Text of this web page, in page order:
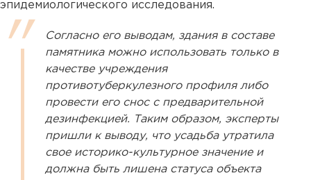
эпидемиологического исследования.
Согласно его выводам, здания в составе
памятника можно использовать только в
качестве учреждения
противотуберкулезного профиля либо
провести его снос с предварительной
дезинфекцией. Таким образом, эксперты
пришли к выводу, что усадьба утратила
свое историко-культурное значение и
должна быть лишена статуса объекта